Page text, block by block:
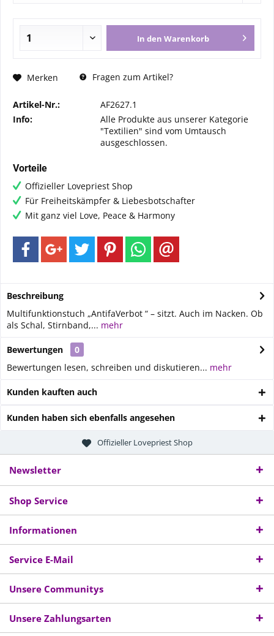
In den Warenkorb
Merken Fragen zum Artikel?
Artikel-Nr.:
AF2627.1
Info:
Alle Produkte aus unserer Kategorie
"Textilien" sind vom Umtausch
ausgeschlossen.
Vorteile
Offizieller Lovepriest Shop
Für Freiheitskämpfer & Liebesbotschafter
Mit ganz viel Love, Peace & Harmony
Beschreibung
Multifunktionstuch „AntifaVerbot “ – sitzt. Auch im Nacken. Ob
als Schal, Stirnband,... mehr
Bewertungen
0
Bewertungen lesen, schreiben und diskutieren... mehr
Kunden kauften auch
Kunden haben sich ebenfalls angesehen
Offizieller Lovepriest Shop
Newsletter
Shop Service
Informationen
Service E-Mail
Unsere Communitys
Unsere Zahlungsarten